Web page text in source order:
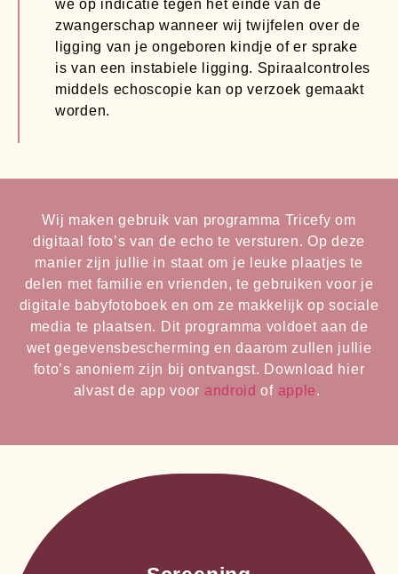
we op indicatie tegen het einde van de
zwangerschap wanneer wij twijfelen over de
ligging van je ongeboren kindje of er sprake
is van een instabiele ligging. Spiraalcontroles
middels echoscopie kan op verzoek gemaakt
worden.
Wij maken gebruik van programma Tricefy om
digitaal foto’s van de echo te versturen. Op deze
manier zijn jullie in staat om je leuke plaatjes te
delen met familie en vrienden, te gebruiken voor je
digitale babyfotoboek en om ze makkelijk op sociale
media te plaatsen. Dit programma voldoet aan de
wet gegevensbescherming en daarom zullen jullie
foto’s anoniem zijn bij ontvangst. Download hier
alvast de app voor android of apple.